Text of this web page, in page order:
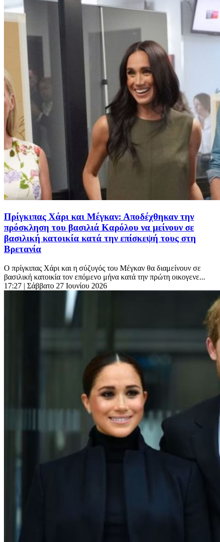
Πρίγκιπας Χάρι και Μέγκαν: Αποδέχθηκαν την
πρόσκληση του βασιλιά Καρόλου να μείνουν σε
βασιλική κατοικία κατά την επίσκεψή τους στη
Βρετανία
Ο πρίγκιπας Χάρι και η σύζυγός του Μέγκαν θα διαμείνουν σε
βασιλική κατοικία τον επόμενο μήνα κατά την πρώτη οικογενε...
17:27 | Σάββατο 27 Ιουνίου 2026